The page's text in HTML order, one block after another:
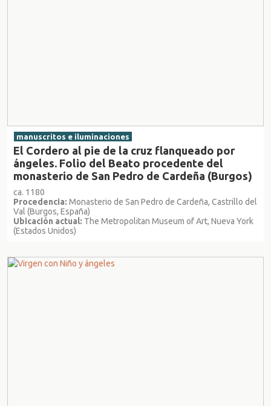
manuscritos e iluminaciones
El Cordero al pie de la cruz flanqueado por
ángeles. Folio del Beato procedente del
monasterio de San Pedro de Cardeña (Burgos)
ca. 1180
Procedencia: Monasterio de San Pedro de Cardeña, Castrillo del
Val (Burgos, España)
Ubicación actual: The Metropolitan Museum of Art, Nueva York
(Estados Unidos)